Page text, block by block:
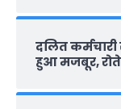
दलित
हुआ मजबूर, रोते